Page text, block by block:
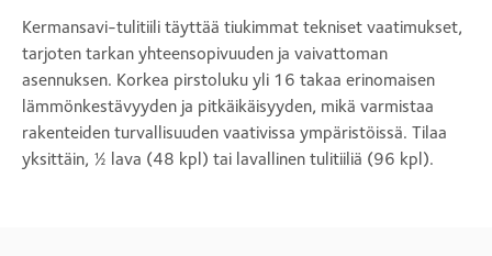
Kermansavi-tulitiili täyttää tiukimmat tekniset vaatimukset,
tarjoten tarkan yhteensopivuuden ja vaivattoman
asennuksen. Korkea pirstoluku yli 16 takaa erinomaisen
lämmönkestävyyden ja pitkäikäisyyden, mikä varmistaa
rakenteiden turvallisuuden vaativissa ympäristöissä. Tilaa
yksittäin, ½ lava (48 kpl) tai lavallinen tulitiiliä (96 kpl).